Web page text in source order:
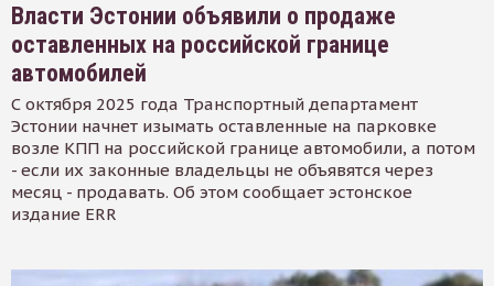
Власти Эстонии объявили о продаже
оставленных на российской границе
автомобилей
С октября 2025 года Транспортный департамент
Эстонии начнет изымать оставленные на парковке
возле КПП на российской границе автомобили, а потом
- если их законные владельцы не объявятся через
месяц - продавать. Об этом сообщает эстонское
издание ERR